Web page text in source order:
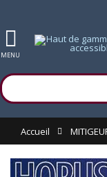
MENU
Accueil